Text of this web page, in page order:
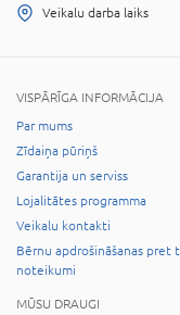
Veikalu darba laiks
VISPĀRĪGA INFORMĀCIJA
Par mums
Zīdaiņa pūriņš
Garantija un serviss
Lojalitātes programma
Veikalu kontakti
Bērnu apdrošināšanas pret
noteikumi
MŪSU DRAUGI